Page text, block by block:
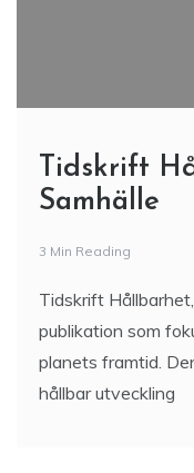
Tidskrift
Samhälle
3 Min Reading
Tidskrift
publikation som
planets framtid.
hållbar utveckling